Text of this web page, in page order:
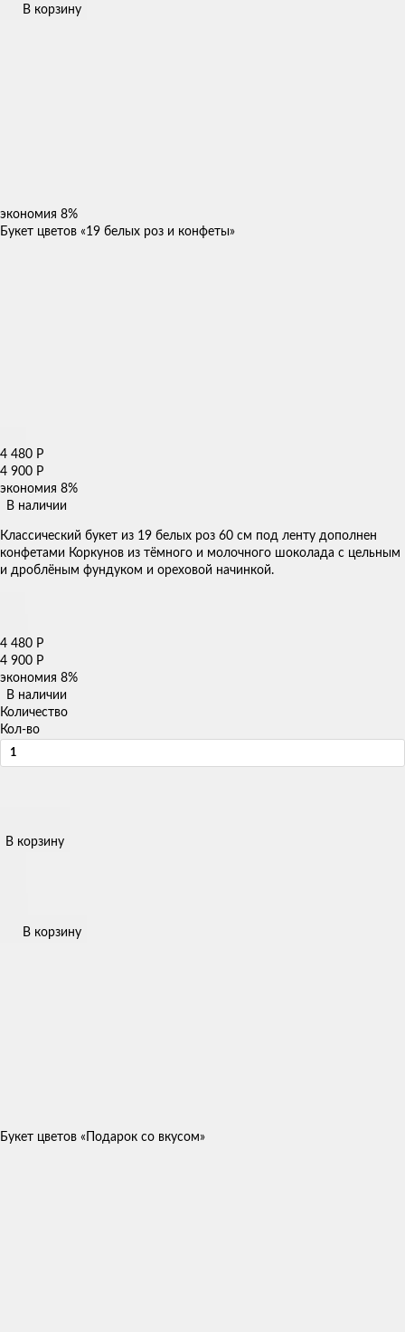
В корзину
экономия 8%
Букет цветов «19 белых роз и конфеты»
4 480 Р
4 900 Р
экономия 8%
В наличии
Классический букет из 19 белых роз 60 см под ленту дополнен
конфетами Коркунов из тёмного и молочного шоколада с цельным
и дроблёным фундуком и ореховой начинкой.
4 480 Р
4 900 Р
экономия 8%
В наличии
Количество
Кол-во
В корзину
В корзину
Букет цветов «Подарок со вкусом»